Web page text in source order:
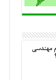
مهندسی